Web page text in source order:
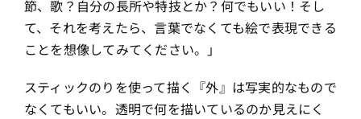
節、歌？自分の長所や特技とか？何でもいい！そし
て、それを考えたら、言葉でなくても絵で表現できる
ことを想像してみてください。」
スティックのりを使って描く『外』は写実的なもので
なくてもいい。透明で何を描いているのか見えにく